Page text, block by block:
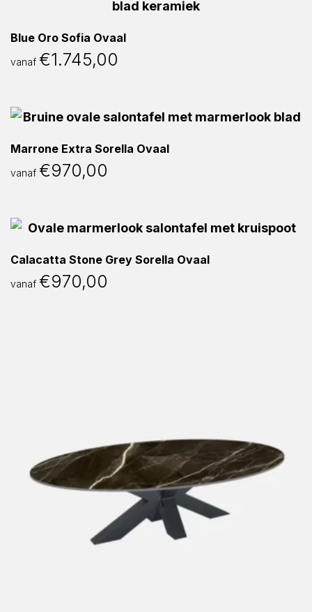
Blue Oro Sofia Ovaal
vanaf €1.745,00
Marrone Extra Sorella Ovaal
vanaf €970,00
Calacatta Stone Grey Sorella Ovaal
vanaf €970,00